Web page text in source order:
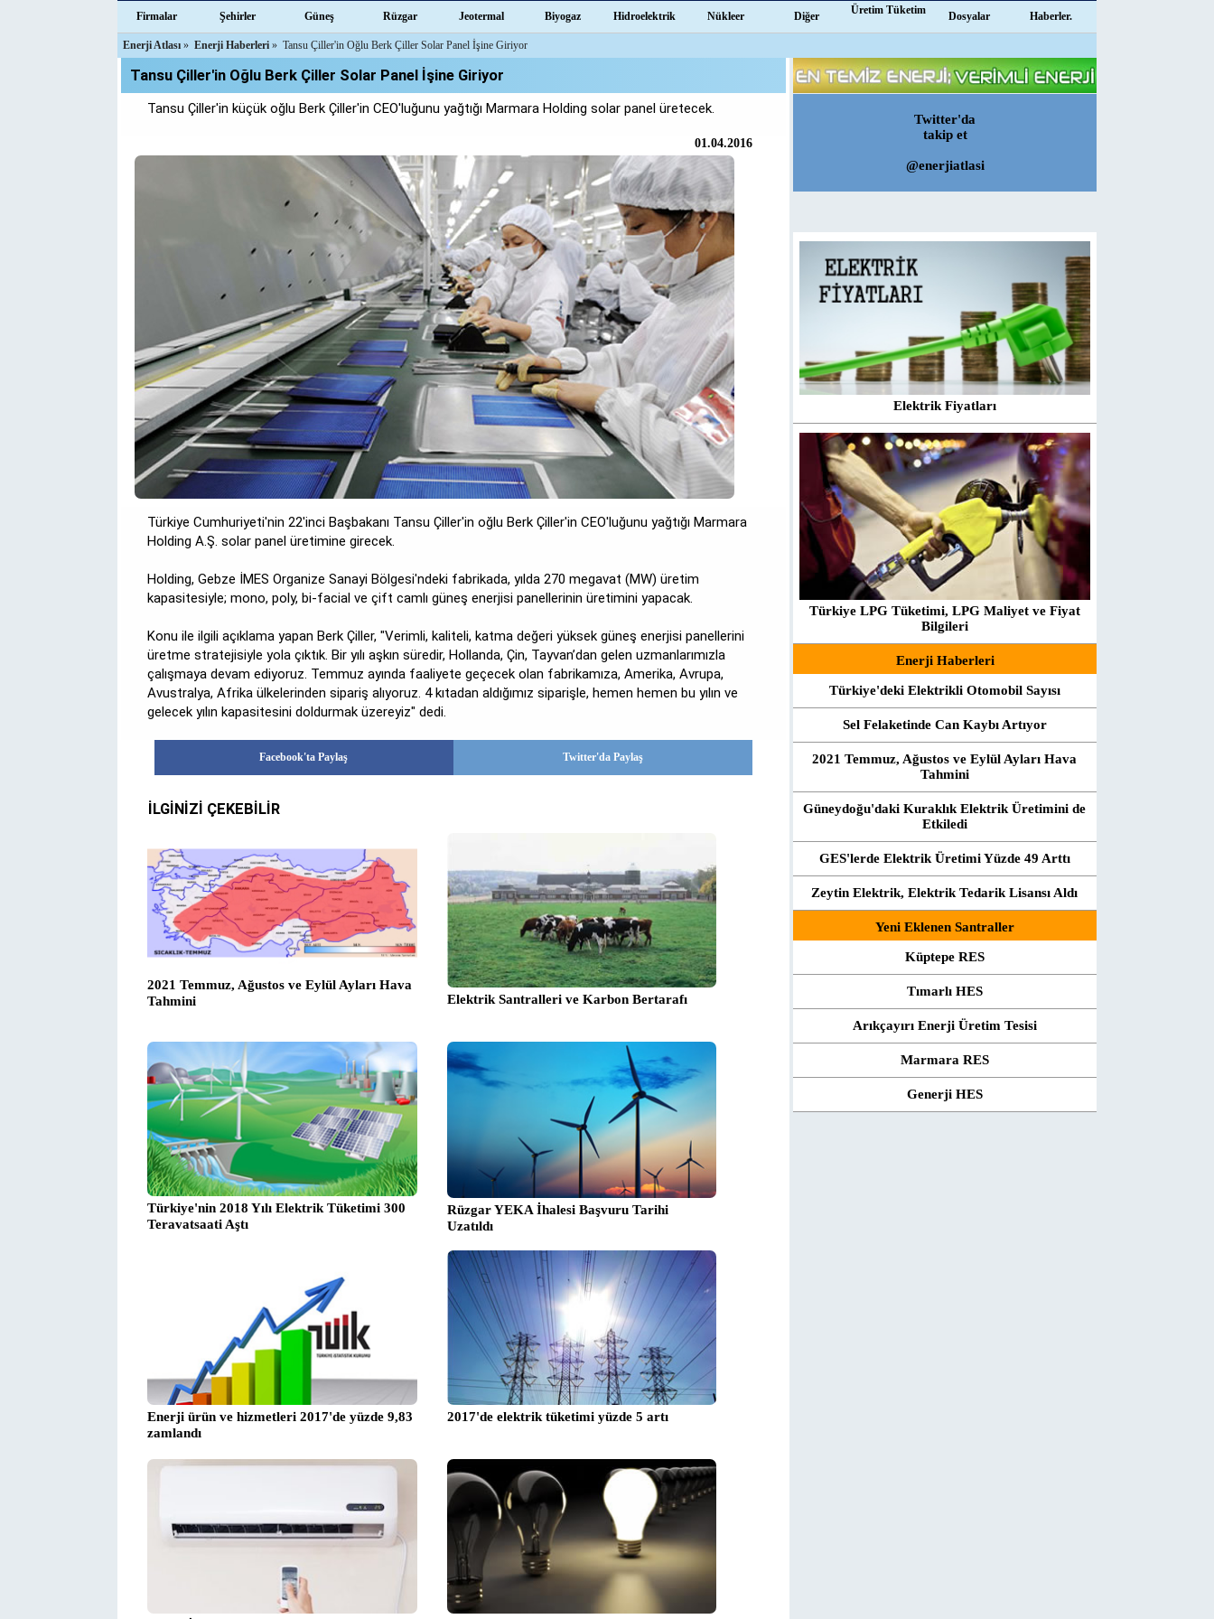
Firmalar Şehirler Güneş Rüzgar Jeotermal Biyogaz Hidroelektrik Nükleer Diğer Üretim Tüketim Dosyalar Haberler.
Enerji Atlası » Enerji Haberleri » Tansu Çiller'in Oğlu Berk Çiller Solar Panel İşine Giriyor
Tansu Çiller'in Oğlu Berk Çiller Solar Panel İşine Giriyor
Tansu Çiller'in küçük oğlu Berk Çiller'in CEO'luğunu yağtığı Marmara Holding solar panel üretecek.
01.04.2016
Türkiye Cumhuriyeti'nin 22'inci Başbakanı Tansu Çiller'in oğlu Berk Çiller'in CEO'luğunu yağtığı Marmara
Holding A.Ş. solar panel üretimine girecek.
Holding, Gebze İMES Organize Sanayi Bölgesi'ndeki fabrikada, yılda 270 megavat (MW) üretim
kapasitesiyle; mono, poly, bi-facial ve çift camlı güneş enerjisi panellerinin üretimini yapacak.
Konu ile ilgili açıklama yapan Berk Çiller, "Verimli, kaliteli, katma değeri yüksek güneş enerjisi panellerini
üretme stratejisiyle yola çıktık. Bir yılı aşkın süredir, Hollanda, Çin, Tayvan’dan gelen uzmanlarımızla
çalışmaya devam ediyoruz. Temmuz ayında faaliyete geçecek olan fabrikamıza, Amerika, Avrupa,
Avustralya, Afrika ülkelerinden sipariş alıyoruz. 4 kıtadan aldığımız siparişle, hemen hemen bu yılın ve
gelecek yılın kapasitesini doldurmak üzereyiz" dedi.
Facebook'ta Paylaş Twitter'da Paylaş
İLGİNİZİ ÇEKEBİLİR
2021 Temmuz, Ağustos ve Eylül Ayları Hava
Tahmini
Elektrik Santralleri ve Karbon Bertarafı
Türkiye'nin 2018 Yılı Elektrik Tüketimi 300
Teravatsaati Aştı
Rüzgar YEKA İhalesi Başvuru Tarihi
Uzatıldı
Enerji ürün ve hizmetleri 2017'de yüzde 9,83
zamlandı
2017'de elektrik tüketimi yüzde 5 artı
Twitter'da
takip et
@enerjiatlasi
Elektrik Fiyatları
Türkiye LPG Tüketimi, LPG Maliyet ve Fiyat
Bilgileri
Enerji Haberleri
Türkiye'deki Elektrikli Otomobil Sayısı
Sel Felaketinde Can Kaybı Artıyor
2021 Temmuz, Ağustos ve Eylül Ayları Hava
Tahmini
Güneydoğu'daki Kuraklık Elektrik Üretimini de
Etkiledi
GES'lerde Elektrik Üretimi Yüzde 49 Arttı
Zeytin Elektrik, Elektrik Tedarik Lisansı Aldı
Yeni Eklenen Santraller
Küptepe RES
Tımarlı HES
Arıkçayırı Enerji Üretim Tesisi
Marmara RES
Generji HES